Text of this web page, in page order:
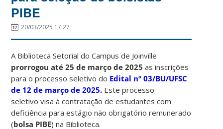
PIBE
20/03/2025 17:27
A Biblioteca Setorial do Campus de Joinville
prorrogou até 25 de março de 2025 as inscrições
para o processo seletivo do Edital nº 03/BU/UFSC
de 12 de março de 2025. Este processo
seletivo visa à contratação de estudantes com
deficiência para estágio não obrigatório remunerado
(bolsa PIBE) na Biblioteca.